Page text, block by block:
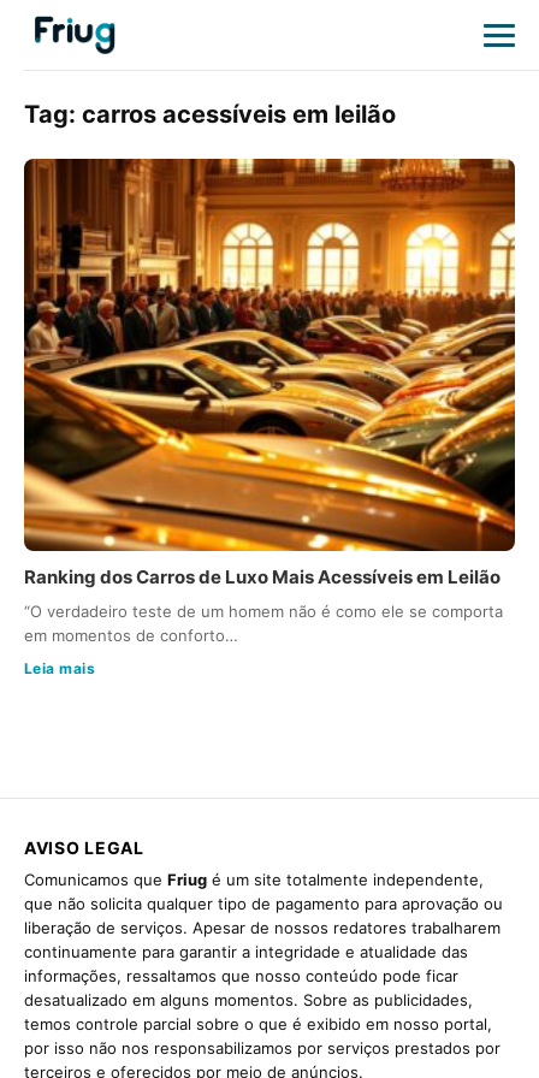
Tag: carros acessíveis em leilão
Ranking dos Carros de Luxo Mais Acessíveis em Leilão
“O verdadeiro teste de um homem não é como ele se comporta
em momentos de conforto…
Leia mais
AVISO LEGAL
Comunicamos que Friug é um site totalmente independente,
que não solicita qualquer tipo de pagamento para aprovação ou
liberação de serviços. Apesar de nossos redatores trabalharem
continuamente para garantir a integridade e atualidade das
informações, ressaltamos que nosso conteúdo pode ficar
desatualizado em alguns momentos. Sobre as publicidades,
temos controle parcial sobre o que é exibido em nosso portal,
por isso não nos responsabilizamos por serviços prestados por
terceiros e oferecidos por meio de anúncios.